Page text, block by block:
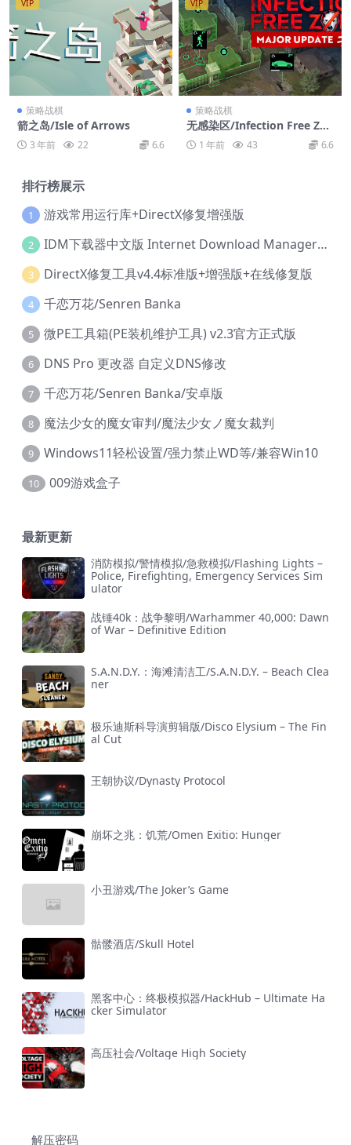
VIP
策略战棋
箭之岛/Isle of Arrows
3 年前 22 6.6
VIP
策略战棋
无感染区/Infection Free Zon
e 1 年前 43 6.6
排行榜展示
1 游戏常用运行库+DirectX修复增强版
2 IDM下载器中文版 Internet Download Manager v6.42.36 IDM
3 DirectX修复工具v4.4标准版+增强版+在线修复版
4 千恋万花/Senren Banka
5 微PE工具箱(PE装机维护工具) v2.3官方正式版
6 DNS Pro 更改器 自定义DNS修改
7 千恋万花/Senren Banka/安卓版
8 魔法少女的魔女审判/魔法少女ノ魔女裁判
9 Windows11轻松设置/强力禁止WD等/兼容Win10
10 009游戏盒子
最新更新
消防模拟/警情模拟/急救模拟/Flashing Lights –
Police, Firefighting, Emergency Services Sim
ulator
战锤40k：战争黎明/Warhammer 40,000: Dawn
of War – Definitive Edition
S.A.N.D.Y.：海滩清洁工/S.A.N.D.Y. – Beach Clea
ner
极乐迪斯科导演剪辑版/Disco Elysium – The Fin
al Cut
王朝协议/Dynasty Protocol
崩坏之兆：饥荒/Omen Exitio: Hunger
小丑游戏/The Joker’s Game
骷髅酒店/Skull Hotel
黑客中心：终极模拟器/HackHub – Ultimate Ha
cker Simulator
高压社会/Voltage High Society
解压密码